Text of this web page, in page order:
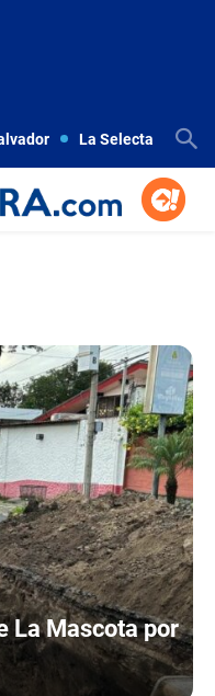
La Selecta
La Mascota por